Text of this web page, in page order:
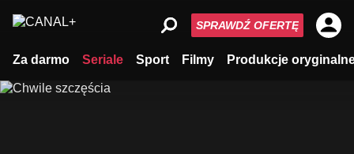
Za darmo Seriale Sport Filmy Produkcje
SPRAWDŹ OFERTĘ